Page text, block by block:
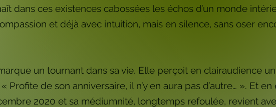
dans ces existences cabossées les échos d’un monde
et déjà avec intuition, mais en silence, sans oser
un tournant dans sa vie. Elle perçoit en clairaudience
Profite de son anniversaire, il n’y en aura pas d’autre… ». Et
2020 et sa médiumnité, longtemps refoulée, revient